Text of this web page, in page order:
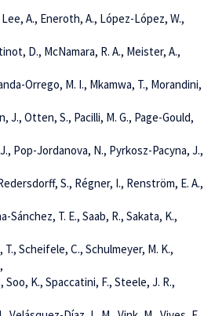
A., Eneroth, A., López-López, W.,
D., McNamara, R. A., Meister, A.,
Orrego, M. I., Mkamwa, T., Morandini,
J., Otten, S., Pacilli, M. G., Page-Gould,
Pop-Jordanova, N., Pyrkosz-Pacyna, J.,
S., Régner, I., Renström, E. A.,
Sánchez, T. E., Saab, R., Sakata, K.,
Scheifele, C., Schulmeyer, M. K.,
Soo, K., Spaccatini, F., Steele, J. R.,